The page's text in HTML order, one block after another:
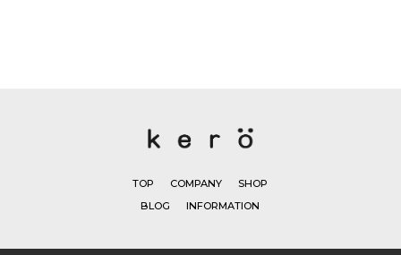
TOP COMPANY
SHOP
BLOG
INFORMATION